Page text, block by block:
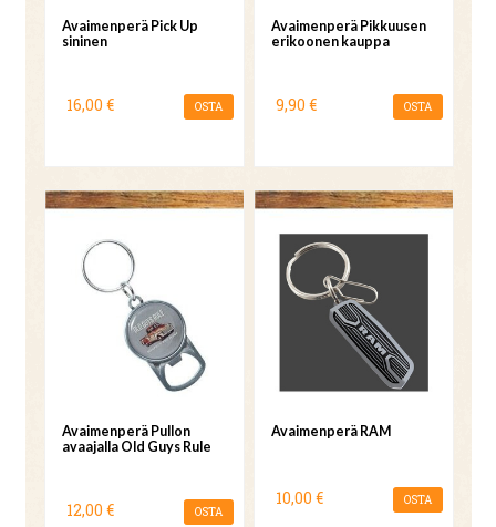
Avaimenperä Pick Up
sininen
16,00 € OSTA
Avaimenperä Pikkuusen
erikoonen kauppa
9,90 € OSTA
Avaimenperä Pullon
avaajalla Old Guys Rule
12,00 € OSTA
Avaimenperä RAM
10,00 € OSTA